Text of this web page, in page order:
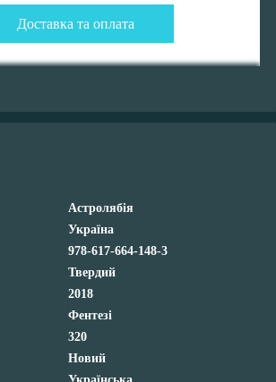
Доставка та оплата
Астролябія
Україна
978-617-664-148-3
Твердий
2018
Фентезі
320
Новий